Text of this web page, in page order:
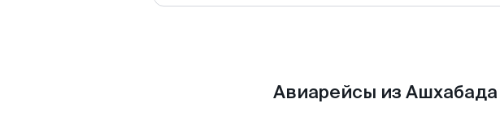
Авиарейсы из